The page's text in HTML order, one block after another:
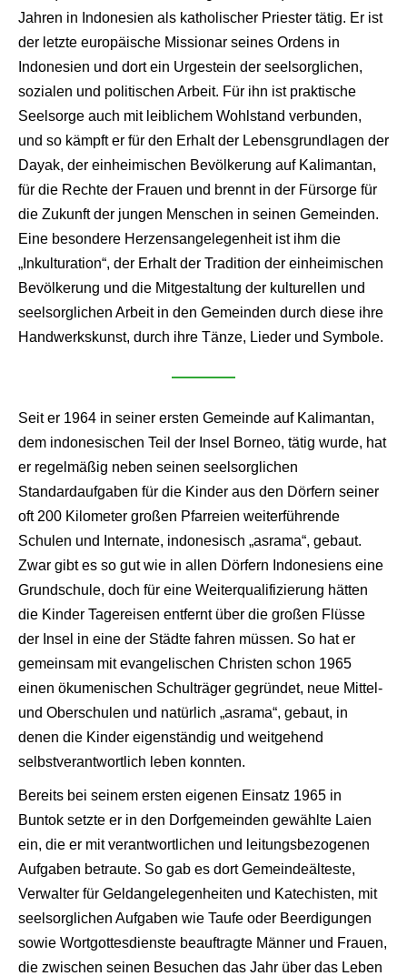
Jahren in Indonesien als katholischer Priester tätig. Er ist
der letzte europäische Missionar seines Ordens in
Indonesien und dort ein Urgestein der seelsorglichen,
sozialen und politischen Arbeit. Für ihn ist praktische
Seelsorge auch mit leiblichem Wohlstand verbunden,
und so kämpft er für den Erhalt der Lebensgrundlagen der
Dayak, der einheimischen Bevölkerung auf Kalimantan,
für die Rechte der Frauen und brennt in der Fürsorge für
die Zukunft der jungen Menschen in seinen Gemeinden.
Eine besondere Herzensangelegenheit ist ihm die
„Inkulturation“, der Erhalt der Tradition der einheimischen
Bevölkerung und die Mitgestaltung der kulturellen und
seelsorglichen Arbeit in den Gemeinden durch diese ihre
Handwerkskunst, durch ihre Tänze, Lieder und Symbole.
Seit er 1964 in seiner ersten Gemeinde auf Kalimantan,
dem indonesischen Teil der Insel Borneo, tätig wurde, hat
er regelmäßig neben seinen seelsorglichen
Standardaufgaben für die Kinder aus den Dörfern seiner
oft 200 Kilometer großen Pfarreien weiterführende
Schulen und Internate, indonesisch „asrama“, gebaut.
Zwar gibt es so gut wie in allen Dörfern Indonesiens eine
Grundschule, doch für eine Weiterqualifizierung hätten
die Kinder Tagereisen entfernt über die großen Flüsse
der Insel in eine der Städte fahren müssen. So hat er
gemeinsam mit evangelischen Christen schon 1965
einen ökumenischen Schulträger gegründet, neue Mittel-
und Oberschulen und natürlich „asrama“, gebaut, in
denen die Kinder eigenständig und weitgehend
selbstverantwortlich leben konnten.
Bereits bei seinem ersten eigenen Einsatz 1965 in
Buntok setzte er in den Dorfgemeinden gewählte Laien
ein, die er mit verantwortlichen und leitungsbezogenen
Aufgaben betraute. So gab es dort Gemeindeälteste,
Verwalter für Geldangelegenheiten und Katechisten, mit
seelsorglichen Aufgaben wie Taufe oder Beerdigungen
sowie Wortgottesdienste beauftragte Männer und Frauen,
die zwischen seinen Besuchen das Jahr über das Leben